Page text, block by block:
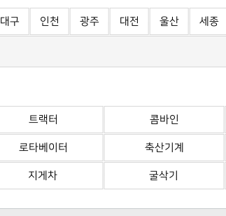
대구 인천 광주 대전 울산 세종
트랙터 콤바인
로타베이터 축산기계
지게차 굴삭기